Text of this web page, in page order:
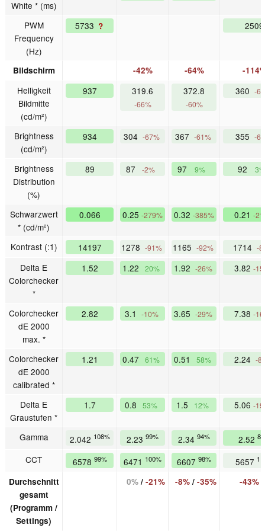
White * (ms)
PWM
Frequency
(Hz)
5733 ? 2509
Bildschirm -42% -64% -
Helligkeit
Bildmitte
(cd/m²)
937 319.6
-66%
372.8
-60%
360 -
Brightness
(cd/m²)
934 304 -67% 367 -61% 355 -
Brightness
Distribution
(%)
89 87 -2% 97 9% 92 3%
Schwarzwert
* (cd/m²)
0.066 0.25 -279% 0.32 -385% 0.21 -
Kontrast (:1) 14197 1278 -91% 1165 -92% 1714 -
Delta E
Colorchecker
*
1.52 1.22 20% 1.92 -26% 3.82 -
Colorchecker
dE 2000
max. *
2.82 3.1 -10% 3.65 -29% 7.38 -
Colorchecker
dE 2000
calibrated *
1.21 0.47 61% 0.51 58% 2.24 -
Delta E
Graustufen *
1.7 0.8 53% 1.5 12% 5.06 -
Gamma 2.042 108% 2.23 99% 2.34 94% 2.52
CCT 6578 99% 6471 100% 6607 98% 5657
Durchschnitt
gesamt
(Programm /
Settings)
0%/ -21% -8%/ -35% -43%